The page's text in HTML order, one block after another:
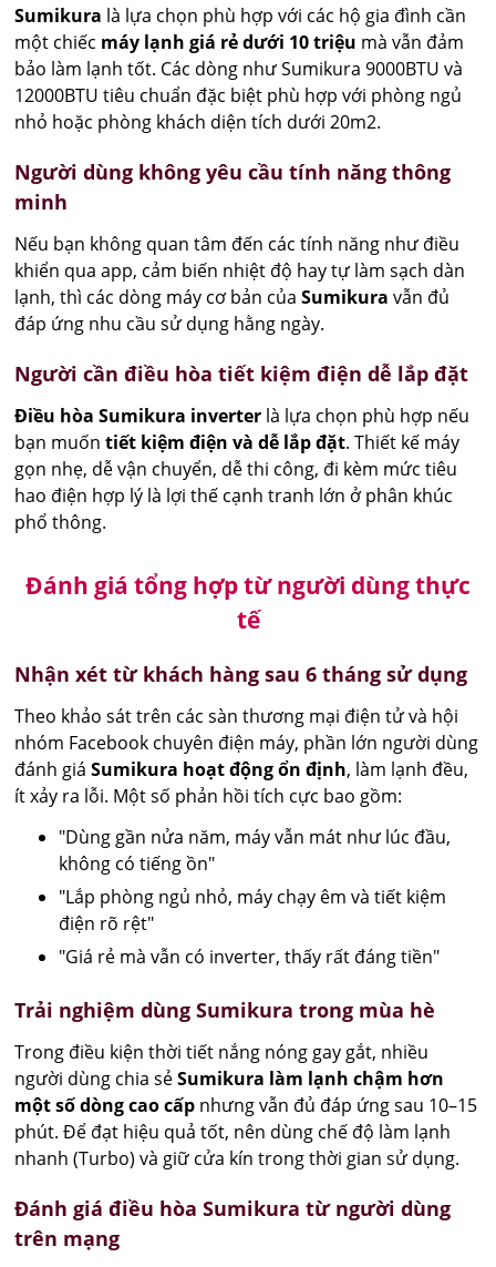
Sumikura là lựa chọn phù hợp với các hộ gia đình cần
một chiếc máy lạnh giá rẻ dưới 10 triệu mà vẫn đảm
bảo làm lạnh tốt. Các dòng như Sumikura 9000BTU và
12000BTU tiêu chuẩn đặc biệt phù hợp với phòng ngủ
nhỏ hoặc phòng khách diện tích dưới 20m2.
Người dùng không yêu cầu tính năng thông
minh
Nếu bạn không quan tâm đến các tính năng như điều
khiển qua app, cảm biến nhiệt độ hay tự làm sạch dàn
lạnh, thì các dòng máy cơ bản củaSumikura vẫn đủ
đáp ứng nhu cầu sử dụng hằng ngày.
Người cần điều hòa tiết kiệm điện dễ lắp đặt
Điều hòa Sumikura inverter là lựa chọn phù hợp nếu
bạn muốntiết kiệm điện và dễ lắp đặt. Thiết kế máy
gọn nhẹ, dễ vận chuyển, dễ thi công, đi kèm mức tiêu
hao điện hợp lý là lợi thế cạnh tranh lớn ở phân khúc
phổ thông.
Đánh giá tổng hợp từ người dùng thực
tế
Nhận xét từ khách hàng sau 6 tháng sử dụng
Theo khảo sát trên các sàn thương mại điện tử và hội
nhóm Facebook chuyên điện máy, phần lớn người dùng
đánh giáSumikura hoạt động ổn định, làm lạnh đều,
ít xảy ra lỗi. Một số phản hồi tích cực bao gồm:
"Dùng gần nửa năm, máy vẫn mát như lúc đầu,
không có tiếng ồn"
"Lắp phòng ngủ nhỏ, máy chạy êm và tiết kiệm
điện rõ rệt"
"Giá rẻ mà vẫn có inverter, thấy rất đáng tiền"
Trải nghiệm dùng Sumikura trong mùa hè
Trong điều kiện thời tiết nắng nóng gay gắt, nhiều
người dùng chia sẻSumikura làm lạnh chậm hơn
một số dòng cao cấp nhưng vẫn đủ đáp ứng sau 10–15
phút. Để đạt hiệu quả tốt, nên dùng chế độ làm lạnh
nhanh (Turbo) và giữ cửa kín trong thời gian sử dụng.
Đánh giá điều hòa Sumikura từ người dùng
trên mạng